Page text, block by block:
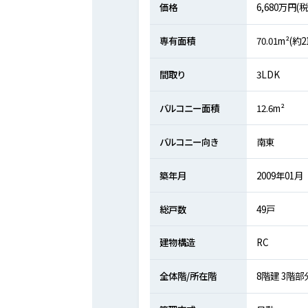
価格 6,680万円(
専有面積 70.01m²(約
間取り 3LDK
バルコニー面積 12.6m²
バルコニー向き 南東
築年月 2009年01月
総戸数 49戸
建物構造 RC
全体階/所在階 8階建 3階部